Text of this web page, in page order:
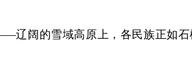
辽阔的雪域高原上，各民族正如